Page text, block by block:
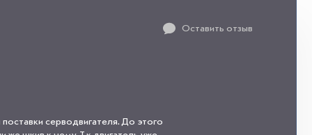
Оставить отзыв
серводвигателя. До этого